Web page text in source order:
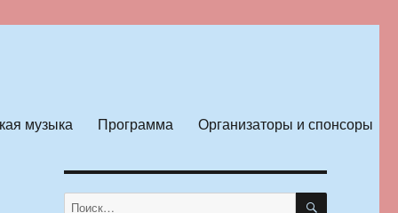
музыка Программа Организаторы и спонсоры
Искать: ПОИСК